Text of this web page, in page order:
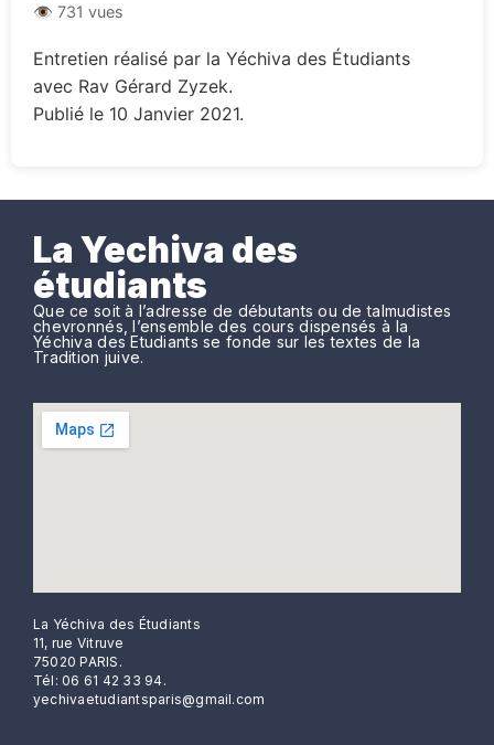
👁 731 vues
Entretien réalisé par la Yéchiva des Étudiants
avec Rav Gérard Zyzek.
Publié le 10 Janvier 2021.
La Yechiva des
étudiants
Que ce soit à l’adresse de débutants ou de talmudistes
chevronnés, l’ensemble des cours dispensés à la
Yéchiva des Etudiants se fonde sur les textes de la
Tradition juive.
La Yéchiva des Étudiants
11, rue Vitruve
75020 PARIS.
Tél: 06 61 42 33 94.
yechivaetudiantsparis@gmail.com